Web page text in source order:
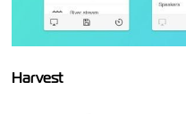
Harvest